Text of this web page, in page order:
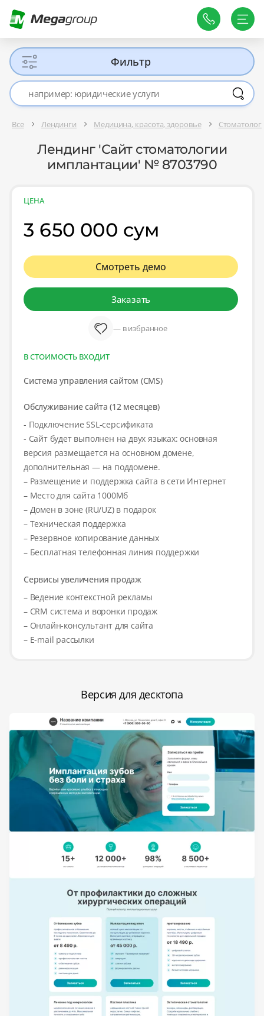
Фильтр
Все Лендинги Медицина, красота, здоровье
Лендинг 'Сайт стоматологии
имплантации' № 8703790
ЦЕНА
3 650 000 сум
Смотреть демо
Заказать
— в избранное
В СТОИМОСТЬ ВХОДИТ
Система управления сайтом (CMS)
Обслуживание сайта (12 месяцев)
- Подключение SSL-серсификата
- Сайт будет выполнен на двух языках: основная
версия размещается на основном домене,
дополнительная — на поддомене.
– Размещение и поддержка сайта в сети Интернет
– Место для сайта 1000Мб
– Домен в зоне (RU/UZ) в подарок
– Техническая поддержка
– Резервное копирование данных
– Бесплатная телефонная линия поддержки
Сервисы увеличения продаж
– Ведение контекстной рекламы
– CRM система и воронки продаж
– Онлайн-консультант для сайта
– E-mail рассылки
Версия для десктопа